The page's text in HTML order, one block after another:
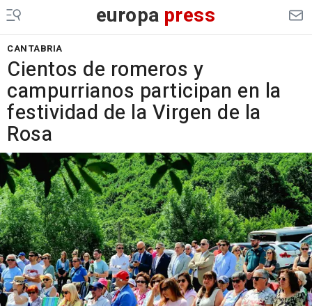
europa press
CANTABRIA
Cientos de romeros y
campurrianos participan en la
festividad de la Virgen de la
Rosa